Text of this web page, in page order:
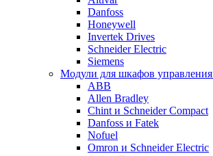
Danfoss
Honeywell
Invertek Drives
Schneider Electric
Siemens
Модули для шкафов управления
ABB
Allen Bradley
Chint и Schneider Compact
Danfoss и Fatek
Nofuel
Omron и Schneider Electric